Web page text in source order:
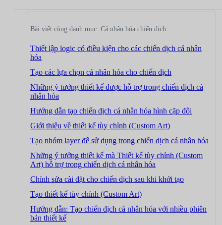
Bài viết cùng danh mục: Cá nhân hóa chiến dịch
Thiết lập logic có điều kiện cho các chiến dịch cá nhân
hóa
Tạo các lựa chọn cá nhân hóa cho chiến dịch
Những ý tưởng thiết kế được hỗ trợ trong chiến dịch cá
nhân hóa
Hướng dẫn tạo chiến dịch cá nhân hóa hình cặp đôi
Giới thiệu về thiết kế tùy chỉnh (Custom Art)
Tạo nhóm layer để sử dụng trong chiến dịch cá nhân hóa
Những ý tưởng thiết kế mà Thiết kế tùy chỉnh (Custom
Art) hỗ trợ trong chiến dịch cá nhân hóa
Chỉnh sửa cài đặt cho chiến dịch sau khi khởi tạo
Tạo thiết kế tùy chỉnh (Custom Art)
Hướng dẫn: Tạo chiến dịch cá nhân hóa với nhiều phiên
bản thiết kế